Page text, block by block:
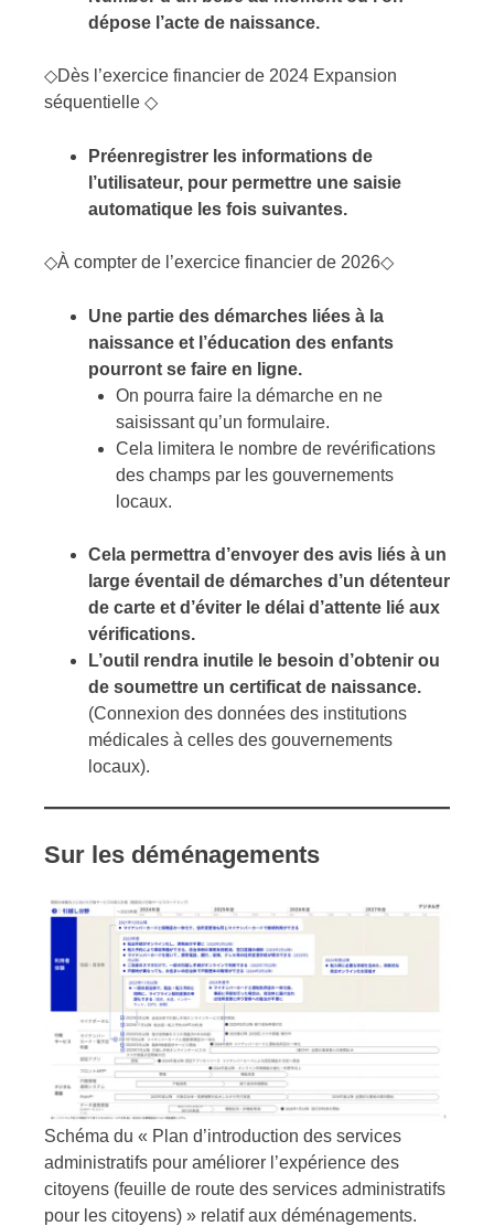
dépose l’acte de naissance.
◇Dès l’exercice financier de 2024 Expansion
séquentielle ◇
Préenregistrer les informations de
l’utilisateur, pour permettre une saisie
automatique les fois suivantes.
◇À compter de l’exercice financier de 2026◇
Une partie des démarches liées à la
naissance et l’éducation des enfants
pourront se faire en ligne.
On pourra faire la démarche en ne
saisissant qu’un formulaire.
Cela limitera le nombre de revérifications
des champs par les gouvernements
locaux.
Cela permettra d’envoyer des avis liés à un
large éventail de démarches d’un détenteur
de carte et d’éviter le délai d’attente lié aux
vérifications.
L’outil rendra inutile le besoin d’obtenir ou
de soumettre un certificat de naissance.
(Connexion des données des institutions
médicales à celles des gouvernements
locaux).
Sur les déménagements
Schéma du « Plan d’introduction des services
administratifs pour améliorer l’expérience des
citoyens (feuille de route des services administratifs
pour les citoyens) » relatif aux déménagements.